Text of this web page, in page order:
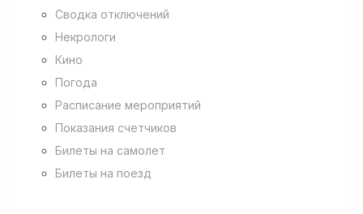
Сводка отключений
Некрологи
Кино
Погода
Расписание мероприятий
Показания счетчиков
Билеты на самолет
Билеты на поезд